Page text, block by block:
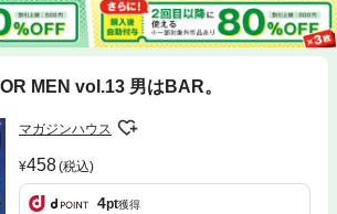
MEN vol.13 男はBAR。
マガジンハウス
458(税込)
4pt獲得